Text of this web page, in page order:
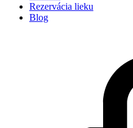
Rezervácia lieku
Blog